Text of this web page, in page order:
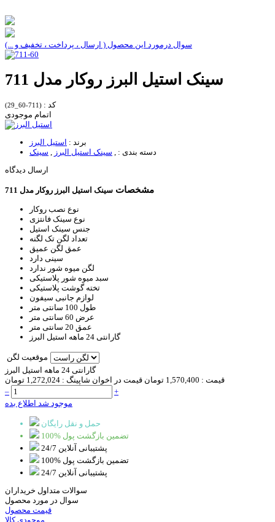
سوال درمورد این محصول ( ارسال ، پرداخت ، تخفیف و ...)
سینک استیل البرز روکار مدل 711
کد : (711-60_29)
اتمام موجودی
برند : استیل البرز
دسته بندی :
سینک استیل البرز
سینک
ارسال دیدگاه
مشخصات سینک استیل البرز روکار مدل 711
نوع نصب روکار
نوع سینک فانتزی
جنس سینک استیل
تعداد لگن تک لگنه
عمق لگن عمیق
سینی دارد
لگن میوه شور ندارد
سبد میوه شور پلاستیکی
تخته گوشت پلاستیکی
لوازم جانبی سیفون
طول 100 سانتی متر
عرض 60 سانتی متر
عمق 20 سانتی متر
گارانتی 24 ماهه استیل البرز
موقعیت لگن
گارانتی 24 ماهه استیل البرز
قیمت : 1,570,400 تومان قیمت در اخوان شاپینگ : 1,272,024 تومان
–
+
موجود شد اطلاع بده
حمل و نقل رایگان
100% تضمین بازگشت پول
پشتیبانی آنلاین 24/7
100% تضمین بازگشت پول
پشتیبانی آنلاین 24/7
سوالات متداول خریداران
سوال در مورد محصول
قیمت محصول
موجودی کالا